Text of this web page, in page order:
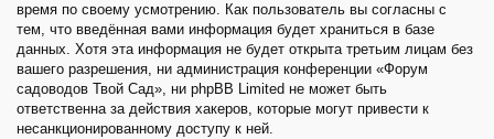
время по своему усмотрению. Как пользователь вы согласны с
тем, что введённая вами информация будет храниться в базе
данных. Хотя эта информация не будет открыта третьим лицам без
вашего разрешения, ни администрация конференции «Форум
садоводов Твой Сад», ни phpBB Limited не может быть
ответственна за действия хакеров, которые могут привести к
несанкционированному доступу к ней.